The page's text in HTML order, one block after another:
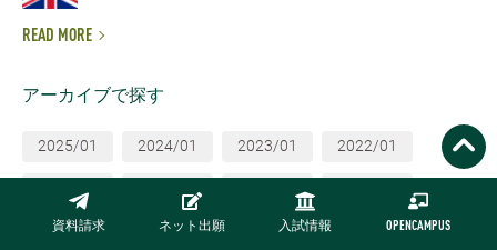
資料請求 ネット出願 入試情報 OPENCAMPUS
READ MORE
アーカイブで探す
2025/01 2024/01 2023/01 2022/01
2017/01 2016/01